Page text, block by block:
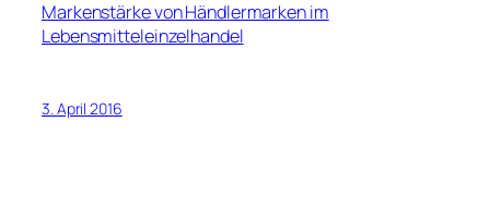
Markenstärke von Händlermarken im
Lebensmitteleinzelhandel
3. April 2016